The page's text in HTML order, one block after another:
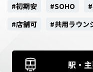
#初期安
#SOHO
#店舗可
#共用ラウン
駅・